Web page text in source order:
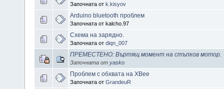
Започната от k.kisyov
Arduino bluetooth проблем
Започната от kalcho.97
Схема на зарядно.
Започната от diqn_007
ПРЕМЕСТЕНО: Въртящ момент на стъпков мотор.
Започната от yasko
Проблем с обхвата на XBee
Започната от GrandeuR